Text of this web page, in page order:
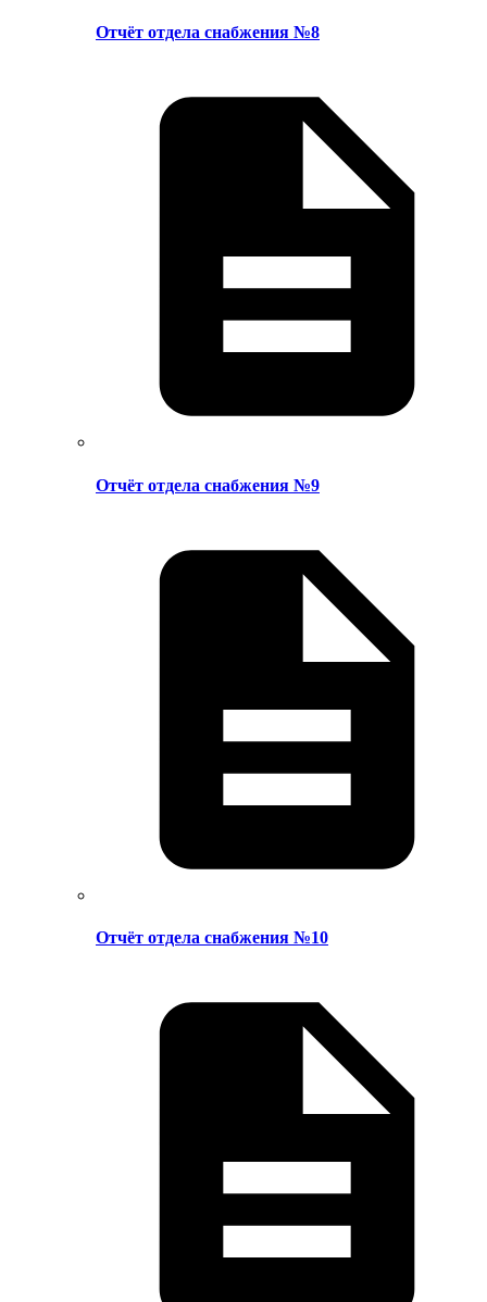
Отчёт отдела снабжения №8
Отчёт отдела снабжения №9
Отчёт отдела снабжения №10